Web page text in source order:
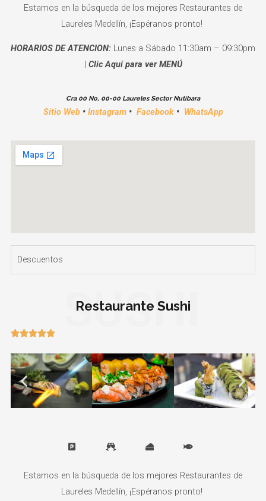
Estamos en la búsqueda de los mejores Restaurantes de
Laureles Medellín, ¡Espéranos pronto!
HORARIOS DE ATENCION: Lunes a Sábado 11:30am – 09:30pm
| Clic Aquí para ver MENÚ
Cra 00 No, 00-00 Laureles Sector Nutibara
Sitio Web • Instagram • Facebook • WhatsApp
Descuentos
SUSHI
Restaurante Sushi

Estamos en la búsqueda de los mejores Restaurantes de
Laureles Medellín, ¡Espéranos pronto!